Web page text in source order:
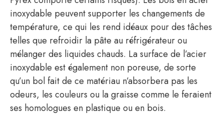
inoxydable peuvent supporter les changements de
température, ce qui les rend idéaux pour des tâches
telles que refroidir la pâte au réfrigérateur ou
mélanger des liquides chauds. La surface de l’acier
inoxydable est également non poreuse, de sorte
qu’un bol fait de ce matériau n’absorbera pas les
odeurs, les couleurs ou la graisse comme le feraient
ses homologues en plastique ou en bois.